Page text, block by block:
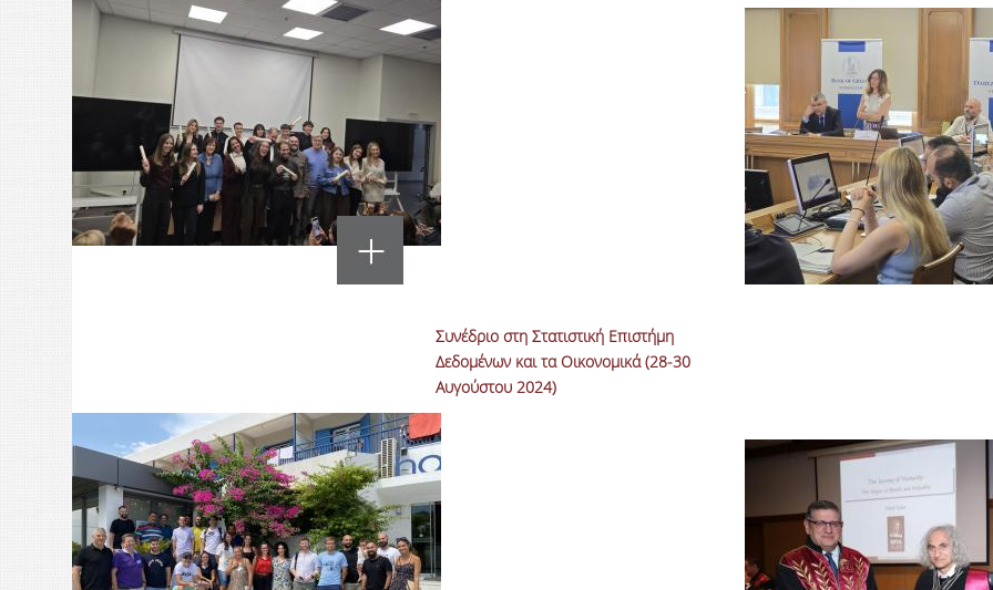
Συνέδριο στη Στατιστική Επιστήμη
Δεδομένων και τα Οικονομικά (28-30
Αυγούστου 2024)